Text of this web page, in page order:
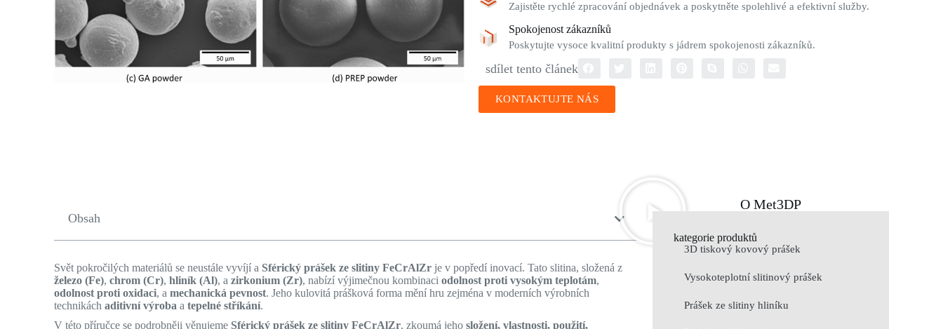
Zajistěte rychlé zpracování objednávek a poskytněte spolehlivé a efektivní služby.
Spokojenost zákazníků
Poskytujte vysoce kvalitní produkty s jádrem spokojenosti zákazníků.
sdílet tento článek
KONTAKTUJTE NÁS
Obsah
Svět pokročilých materiálů se neustále vyvíjí a Sférický prášek ze slitiny FeCrAlZr je v popředí inovací. Tato slitina, složená z
železo (Fe),chrom (Cr),hliník (Al), azirkonium (Zr), nabízí výjimečnou kombinaciodolnost proti vysokým teplotám,
odolnost proti oxidaci, amechanická pevnost. Jeho kulovitá prášková forma mění hru zejména v moderních výrobních
technikáchaditivní výroba atepelné stříkání.
V této příručce se podrobněji věnujeme Sférický prášek ze slitiny FeCrAlZr, zkoumá jehosložení, vlastnosti, použití,
O Met3DP
kategorie produktů
3D tiskový kovový prášek
Vysokoteplotní slitinový prášek
Prášek ze slitiny hliníku